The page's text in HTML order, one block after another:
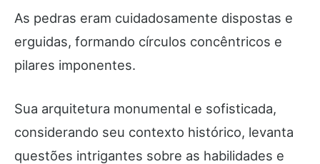
As pedras eram cuidadosamente dispostas e
erguidas, formando círculos concêntricos e
pilares imponentes.
Sua arquitetura monumental e sofisticada,
considerando seu contexto histórico, levanta
questões intrigantes sobre as habilidades e